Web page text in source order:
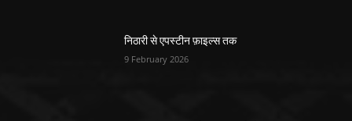
निठारी से एपस्टीन फ़ाइल्स तक
9 February 2026